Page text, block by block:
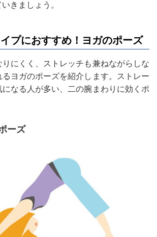
きましょう。
プにおすすめ！ヨガのポーズ
りにくく、ストレッチも兼ねながらしな
ヨガのポーズを紹介します。ストレー
になる人が多い、二の腕まわりに効くポ
ーズ